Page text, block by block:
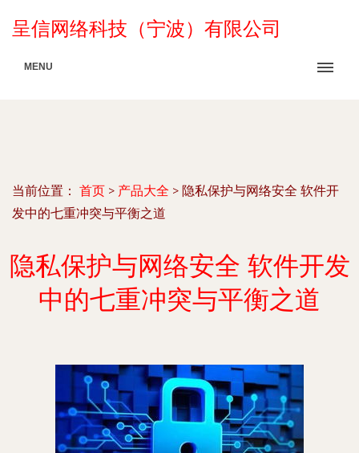
呈信网络科技（宁波）有限公司
MENU
当前位置： 首页 > 产品大全 > 隐私保护与网络安全 软件开
发中的七重冲突与平衡之道
隐私保护与网络安全 软件开发
中的七重冲突与平衡之道